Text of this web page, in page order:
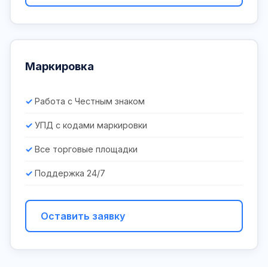
Маркировка
Работа с Честным знаком
УПД с кодами маркировки
Все торговые площадки
Поддержка 24/7
Оставить заявку